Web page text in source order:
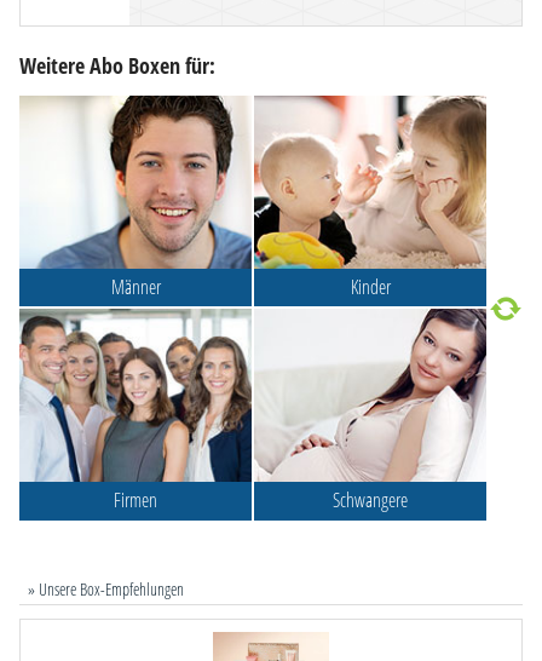
Weitere Abo Boxen für:
Männer Kinder
Firmen Schwangere
» Unsere Box-Empfehlungen